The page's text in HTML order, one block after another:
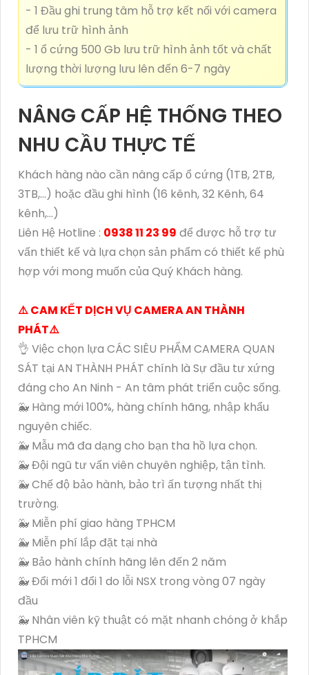
- 1 Đầu ghi trung tâm hỗ trợ kết nối với camera
để lưu trữ hình ảnh
- 1 ổ cứng 500 Gb lưu trữ hình ảnh tốt và chất
lượng thời lượng lưu lên đến 6-7 ngày
NÂNG CẤP HỆ THỐNG THEO
NHU CẦU THỰC TẾ
Khách hàng nào cần nâng cấp ổ cứng (1TB, 2TB,
3TB,...) hoặc đầu ghi hình (16 kênh, 32 Kênh, 64
kênh,...)
Liên Hệ Hotline : 0938 11 23 99 để được hỗ trợ tư
vấn thiết kế và lựa chọn sản phẩm có thiết kế phù
hợp với mong muốn của Quý Khách hàng.
⚠️ CAM KẾT DỊCH VỤ CAMERA AN THÀNH
PHÁT⚠️
👌 Việc chọn lựa CÁC SIÊU PHẨM CAMERA QUAN
SÁT tại AN THÀNH PHÁT chính là Sự đầu tư xứng
đáng cho An Ninh - An tâm phát triển cuộc sống.
🐳 Hàng mới 100%, hàng chính hãng, nhập khẩu
nguyên chiếc.
🐳 Mẫu mã đa dạng cho bạn tha hồ lựa chọn.
🐳 Đội ngũ tư vấn viên chuyên nghiệp, tận tình.
🐳 Chế độ bảo hành, bảo trì ấn tượng nhất thị
trường.
🐳 Miễn phí giao hàng TPHCM
🐳 Miễn phí lắp đặt tại nhà
🐳 Bảo hành chính hãng lên đến 2 năm
🐳 Đổi mới 1 đổi 1 do lỗi NSX trong vòng 07 ngày
đầu
🐳 Nhân viên kỹ thuật có mặt nhanh chóng ở khắp
TPHCM